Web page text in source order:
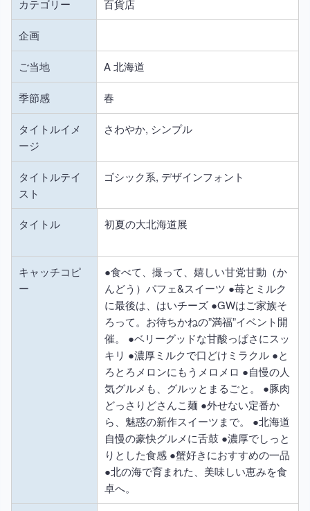
カテゴリー 百貨店
企画
ご当地 A 北海道
季節感 春
タイトルイメ
ージ
さわやか, シンプル
タイトルテイ
スト
ゴシック系, デザインフォント
タイトル 初夏の大北海道展
キャッチコピ
ー
●食べて、撮って、嬉しい甘党甘動（か
んどう）パフェ&スイーツ ●苺とミルク
に最後は、はいチーズ ●GWはご家族そ
ろって。お待ちかねの”満福”イベント開
催。 ●ベリーグッドな甘酸っぱさにスッ
キリ ●濃厚ミルクで口どけミラクル ●と
ろとろメロンにもうメロメロ ●自慢の人
気グルメも、グルッとまるごと。 ●豚肉
どっさりどさんこ麺 ●外せない定番か
ら、魅惑の新作スイーツまで。 ●北海道
自慢の豪快グルメに舌鼓 ●濃厚でしっと
りとした食感 ●蟹好きにおすすめの一品
●北の海で育まれた、美味しい恵みを食
卓へ。